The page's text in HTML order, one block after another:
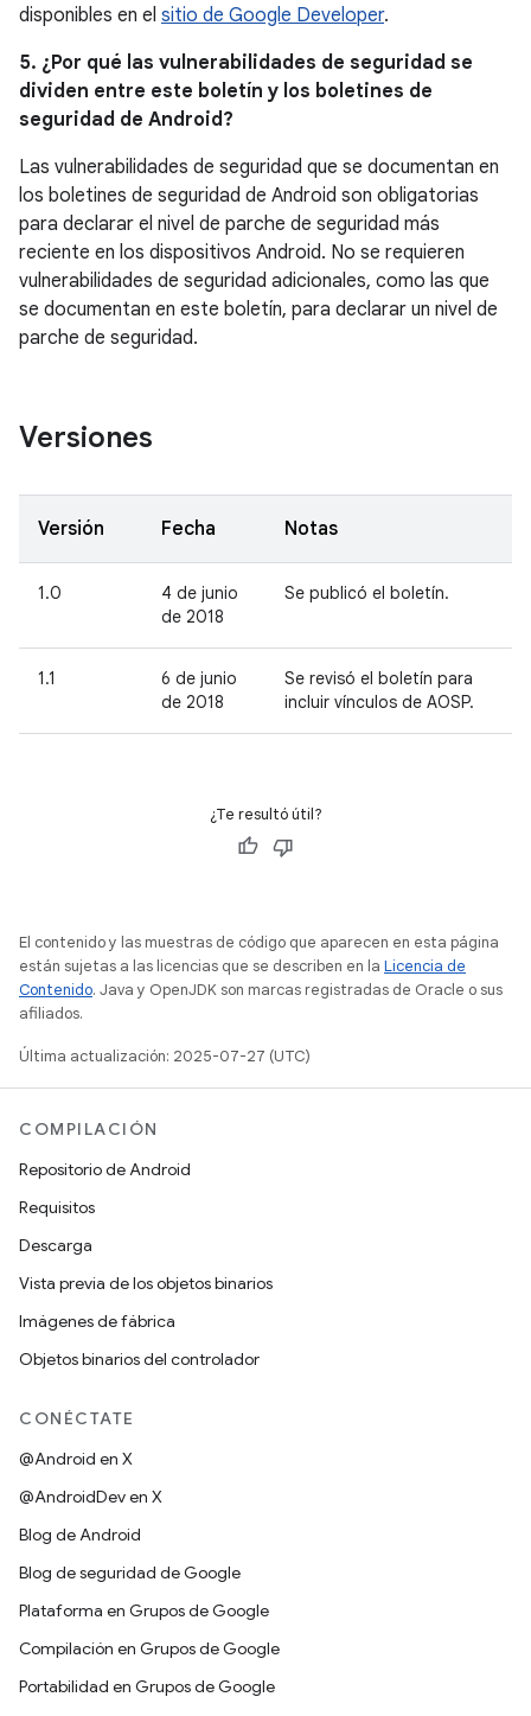
disponibles en el sitio de Google Developer.
5. ¿Por qué las vulnerabilidades de seguridad se
dividen entre este boletín y los boletines de
seguridad de Android?
Las vulnerabilidades de seguridad que se documentan en
los boletines de seguridad de Android son obligatorias
para declarar el nivel de parche de seguridad más
reciente en los dispositivos Android. No se requieren
vulnerabilidades de seguridad adicionales, como las que
se documentan en este boletín, para declarar un nivel de
parche de seguridad.
Versiones
Versión Fecha Notas
1.0
4 de junio
de 2018
Se publicó el boletín.
1.1
6 de junio
de 2018
Se revisó el boletín para
incluir vínculos de AOSP.
¿Te resultó útil?
El contenido y las muestras de código que aparecen en esta página
están sujetas a las licencias que se describen en la Licencia de
Contenido. Java y OpenJDK son marcas registradas de Oracle o sus
afiliados.
Última actualización: 2025-07-27 (UTC)
COMPILACIÓN
Repositorio de Android
Requisitos
Descarga
Vista previa de los objetos binarios
Imágenes de fábrica
Objetos binarios del controlador
CONÉCTATE
@Android en X
@AndroidDev en X
Blog de Android
Blog de seguridad de Google
Plataforma en Grupos de Google
Compilación en Grupos de Google
Portabilidad en Grupos de Google